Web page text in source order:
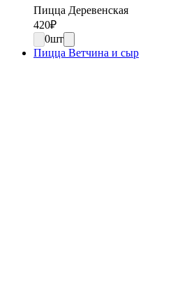
Пицца Деревенская
420₽
0шт
Пицца Ветчина и сыр